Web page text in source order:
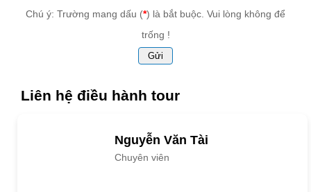
Ruộng bậc thang Xín Mần
Simacai - Lào Cai
Chú ý: Trường mang dấu (*) là bắt buộc. Vui lòng không để
trống !
Liên hệ điều hành tour
Nguyễn Văn Tài
Chuyên viên